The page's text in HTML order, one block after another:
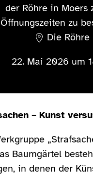
der Röhre in Moers
Öffnungszeiten zu
Die Röhre
22. Mai 2026 um
– Kunst
Baumgärtel
in denen der